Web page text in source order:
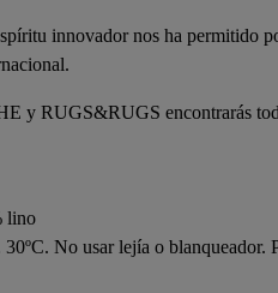
innovador nos ha permitido
y RUGS&RUGS encontrarás
lino
No usar lejía o blanqueador.